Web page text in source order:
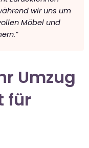
wir uns um
Möbel und
Umzug
für